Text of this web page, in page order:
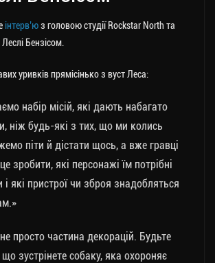
інтерв’юз головою студії Rockstar North та
Бензісом.
уривків прямісінько з вуст Леса:
набір місій, які дають набагато
ніж будь-які з тих, що ми колись
піти й дістати щось, а вже гравці
зробити, які персонажі їм потрібні
і які пристрої чи зброя знадобляться
просто частина декорацій. Будьте
що зустрінете собаку, яка охороняє